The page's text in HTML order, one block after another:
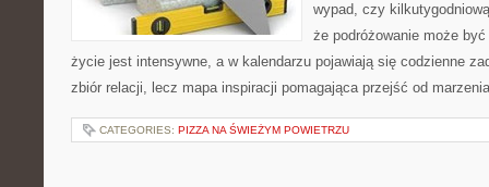
wypad, czy
że podróżowanie może
życie jest intensywne, a w kalendarzu pojawiają się codzienne
zbiór relacji, lecz mapa inspiracji pomagająca przejść od
CATEGORIES: PIZZA NA ŚWIEŻYM POWIETRZU